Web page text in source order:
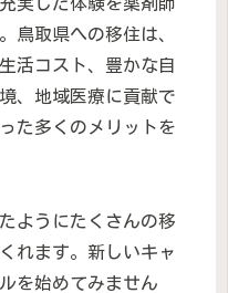
鳥取県への移住は、
活コスト、豊かな自
、地域医療に貢献で
た多くのメリットを
ようにたくさんの移
れます。新しいキャ
を始めてみません